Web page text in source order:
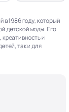
в 1986 году, который
детской моды. Его
и
так и для